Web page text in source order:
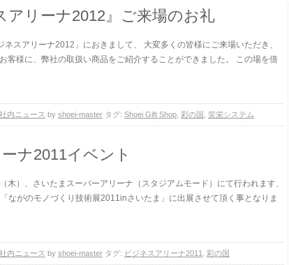
アリーナ2012』ご来場のお礼
スアリーナ2012」におきまして、 大変多くの皆様にご来場いただき、
客様に、弊社の取扱い商品をご紹介することができました。 この場を借
社内ニュース by shoei-master タグ: Shoei Gift Shop 彩の国 笑栄システム
ナ2011イベント
）、さいたまスーパーアリーナ（スタジアムモード）にて行われます、
ながのモノづくり技術展2011inさいたま」に出展させて頂く事となりま
社内ニュース by shoei-master タグ: ビジネスアリーナ2011 彩の国